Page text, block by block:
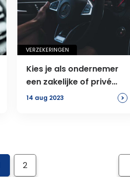
VERZEKERINGEN
Kies je als ondernemer
een zakelijke of privé
autoverzekering?
14 aug 2023 >
2